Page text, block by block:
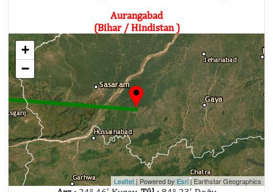
Aurangabad
(Bihar / Hindistan )
+
−
Leaflet | Powered by Esri|Earthstar Geographics